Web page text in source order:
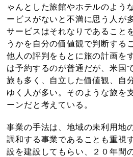
ゃんとした旅館やホテルのよう
ービスがないと不満に思う人が
サービスはそれなりであること
うかを自分の価値観で判断する
他人の評判をもとに旅の計画を
は予約するのが普通だが、米国
旅も多く、自立した価値観、自
ゆく人が多い。そのような旅を
ーンだと考えている。
事業の手法は、地域の未利用地
調和する事業であることも重視
設を建設してもらい、２０年間